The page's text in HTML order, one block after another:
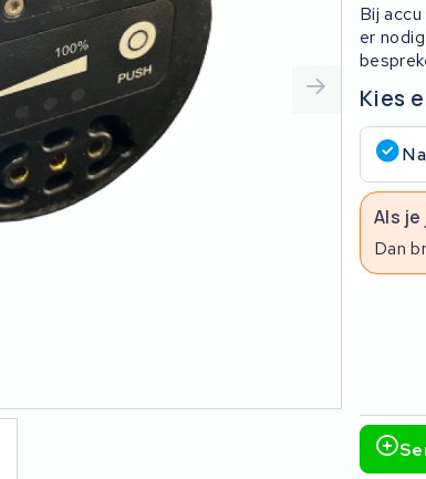
Bij
er
Kies
Als
Dan